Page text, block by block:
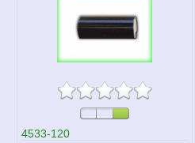
4533-120